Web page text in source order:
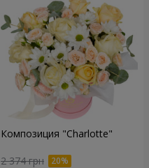
Композиция "Charlotte"
2 374 грн